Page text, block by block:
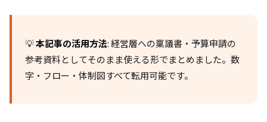
💡本記事の活用方法: 経営層への稟議書・予算申請の
参考資料としてそのまま使える形でまとめました。数
字・フロー・体制図すべて転用可能です。